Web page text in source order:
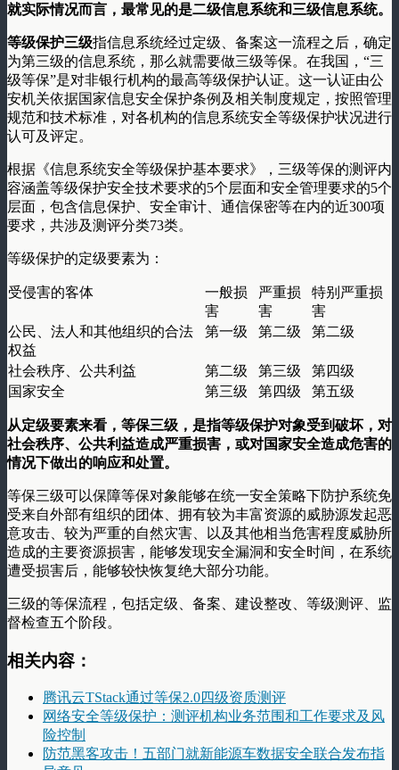
就实际情况而言，最常见的是二级信息系统和三级信息系统。
等级保护三级指信息系统经过定级、备案这一流程之后，确定
为第三级的信息系统，那么就需要做三级等保。在我国，“三
级等保”是对非银行机构的最高等级保护认证。这一认证由公
安机关依据国家信息安全保护条例及相关制度规定，按照管理
规范和技术标准，对各机构的信息系统安全等级保护状况进行
认可及评定。
根据《信息系统安全等级保护基本要求》，三级等保的测评内
容涵盖等级保护安全技术要求的5个层面和安全管理要求的5个
层面，包含信息保护、安全审计、通信保密等在内的近300项
要求，共涉及测评分类73类。
等级保护的定级要素为：
受侵害的客体
一般损
害
严重损
害
特别严重损
害
公民、法人和其他组织的合法
权益
第一级 第二级 第二级
社会秩序、公共利益 第二级 第三级
第四级
国家安全
第三级 第四级 第五级
从定级要素来看，等保三级，是指等级保护对象受到破坏，对
社会秩序、公共利益造成严重损害，或对国家安全造成危害的
情况下做出的响应和处置。
等保三级可以保障等保对象能够在统一安全策略下防护系统免
受来自外部有组织的团体、拥有较为丰富资源的威胁源发起恶
意攻击、较为严重的自然灾害、以及其他相当危害程度威胁所
造成的主要资源损害，能够发现安全漏洞和安全时间，在系统
遭受损害后，能够较快恢复绝大部分功能。
三级的等保流程，包括定级、备案、建设整改、等级测评、监
督检查五个阶段。
相关内容：
腾讯云TStack通过等保2.0四级资质测评
网络安全等级保护：测评机构业务范围和工作要求及风
险控制
防范黑客攻击！五部门就新能源车数据安全联合发布指